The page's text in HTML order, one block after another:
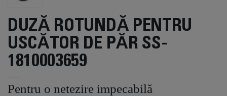
DUZĂ ROTUNDĂ PENTRU
USCĂTOR DE PĂR SS-
1810003659
Pentru o netezire impecabilă